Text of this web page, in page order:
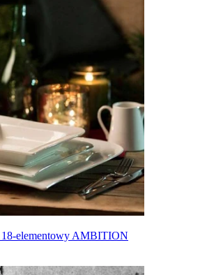
18-elementowy AMBITION